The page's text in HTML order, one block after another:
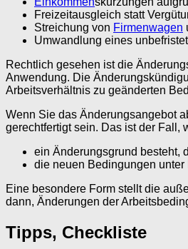
Freizeitausgleich statt
Streichung von Firmenwagen
Umwandlung eines
Rechtlich gesehen ist die
Anwendung. Die
Arbeitsverhältnis zu geänderten
Wenn Sie das Änderungsangebot
gerechtfertigt sein. Das ist der Fall,
ein Änderungsgrund besteht,
die neuen Bedingungen
Eine besondere Form stellt die
dann, Änderungen der
Tipps, Checkliste